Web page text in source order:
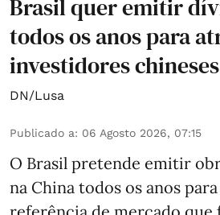
Brasil quer emitir
todos os anos para
investidores chineses
DN/Lusa
Publicado a: 06 Agosto 2026, 07:15
O Brasil pretende emitir
na China todos os anos